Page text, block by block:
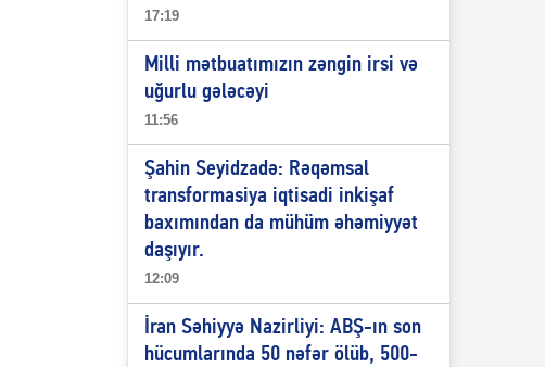
17:19
Milli mətbuatımızın zəngin irsi və
uğurlu gələcəyi
11:56
Şahin Seyidzadə: Rəqəmsal
transformasiya iqtisadi inkişaf
baxımından da mühüm əhəmiyyət
daşıyır.
12:09
İran Səhiyyə Nazirliyi: ABŞ-ın son
hücumlarında 50 nəfər ölüb, 500-